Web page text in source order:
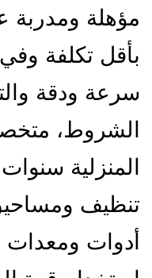
مؤهلة ومدربة
بأقل تكلفة
سرعة ودقة
الشروط،
المنزلية
تنظيف
أدوات ومعدات